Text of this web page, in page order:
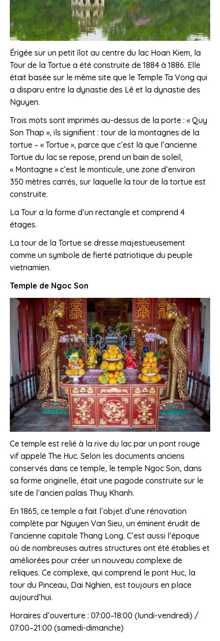
Érigée sur un petit îlot au centre du lac Hoan Kiem, la
Tour de la Tortue a été construite de 1884 à 1886. Elle
était basée sur le même site que le Temple Ta Vong qui
a disparu entre la dynastie des Lê et la dynastie des
Nguyen.
Trois mots sont imprimés au-dessus de la porte : « Quy
Son Thap », ils signifient : tour de la montagnes de la
tortue – « Tortue », parce que c’est là que l’ancienne
Tortue du lac se repose, prend un bain de soleil,
« Montagne » c’est le monticule, une zone d’environ
350 mètres carrés, sur laquelle la tour de la tortue est
construite.
La Tour a la forme d’un rectangle et comprend 4
étages.
La tour de la Tortue se dresse majestueusement
comme un symbole de fierté patriotique du peuple
vietnamien.
Temple de Ngoc Son
Ce temple est relié à la rive du lac par un pont rouge
vif appelé The Huc. Selon les documents anciens
conservés dans ce temple, le temple Ngoc Son, dans
sa forme originelle, était une pagode construite sur le
site de l’ancien palais Thuy Khanh.
En 1865, ce temple a fait l’objet d’une rénovation
complète par Nguyen Van Sieu, un éminent érudit de
l’ancienne capitale Thang Long. C’est aussi l’époque
où de nombreuses autres structures ont été établies et
améliorées pour créer un nouveau complexe de
reliques. Ce complexe, qui comprend le pont Huc, la
tour du Pinceau, Dai Nghien, est toujours en place
aujourd’hui.
Horaires d’ouverture : 07:00–18:00 (lundi-vendredi) /
07:00–21:00 (samedi-dimanche)